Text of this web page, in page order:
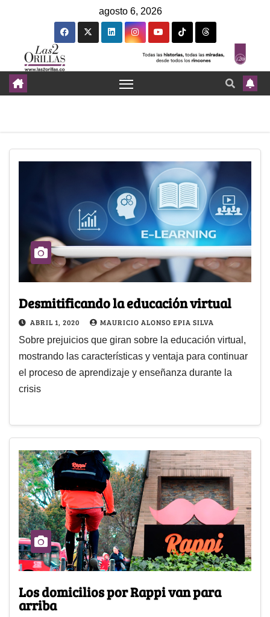
agosto 6, 2026
Desmitificando la educación virtual
ABRIL 1, 2020 MAURICIO ALONSO EPIA SILVA
Sobre prejuicios que giran sobre la educación virtual,
mostrando las características y ventaja para continuar
el proceso de aprendizaje y enseñanza durante la
crisis
Los domicilios por Rappi van para
arriba